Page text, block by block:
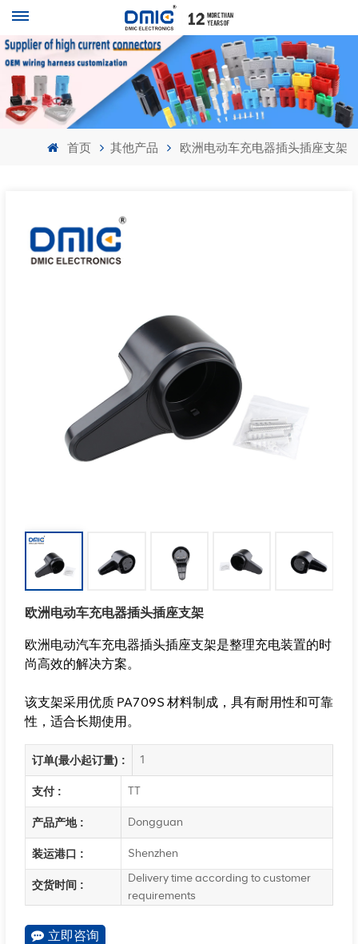
首页 其他产品 欧洲电动车充电器插头插座支架
欧洲电动车充电器插头插座支架
欧洲电动汽车充电器插头插座支架是整理充电装置的时
尚高效的解决方案。
该支架采用优质 PA709S 材料制成，具有耐用性和可靠
性，适合长期使用。
订单(最小起订量) : 1
支付 : TT
产品产地 : Dongguan
装运港口 : Shenzhen
交货时间 :
Delivery time according to customer
requirements
立即咨询